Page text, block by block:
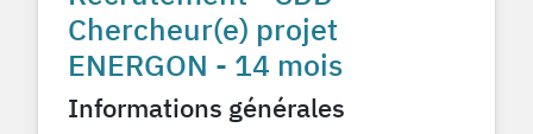
Chercheur(e) projet
ENERGON - 14 mois
Informations générales